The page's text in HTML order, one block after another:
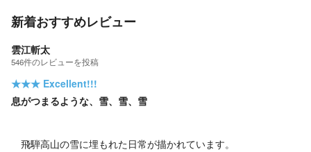
新着おすすめレビュー
雲江斬太
546件のレビューを投稿
★★★ Excellent!!!
息がつまるような、雪、雪、雪
飛騨高山の雪に埋もれた日常が描かれています。